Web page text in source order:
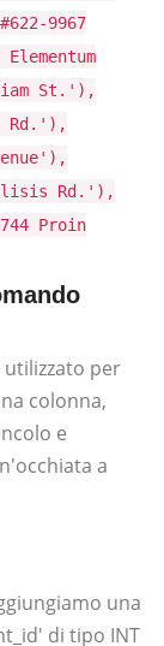
9967
St.'),
Rd.'),
Rd.'),
Proin
per
colonna,
e
a
una
di tipo INT